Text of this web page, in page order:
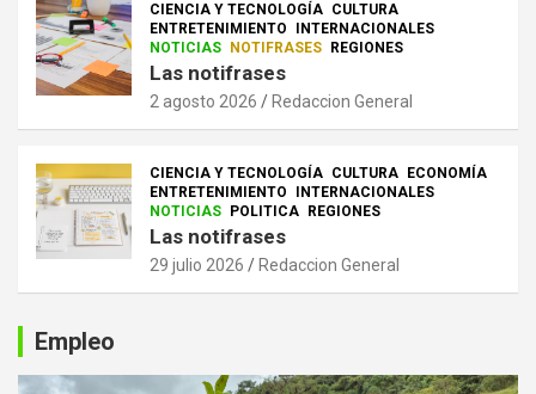
CIENCIA Y TECNOLOGÍA CULTURA
ENTRETENIMIENTO
INTERNACIONALES
NOTICIAS
NOTIFRASES REGIONES
Las notifrases
2 agosto 2026 Redaccion General
CIENCIA Y TECNOLOGÍA CULTURA
ECONOMÍA
ENTRETENIMIENTO
INTERNACIONALES
NOTICIAS
POLITICA REGIONES
Las notifrases
29 julio 2026 Redaccion General
Empleo